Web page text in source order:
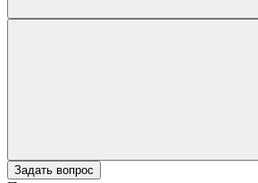
Задать вопрос